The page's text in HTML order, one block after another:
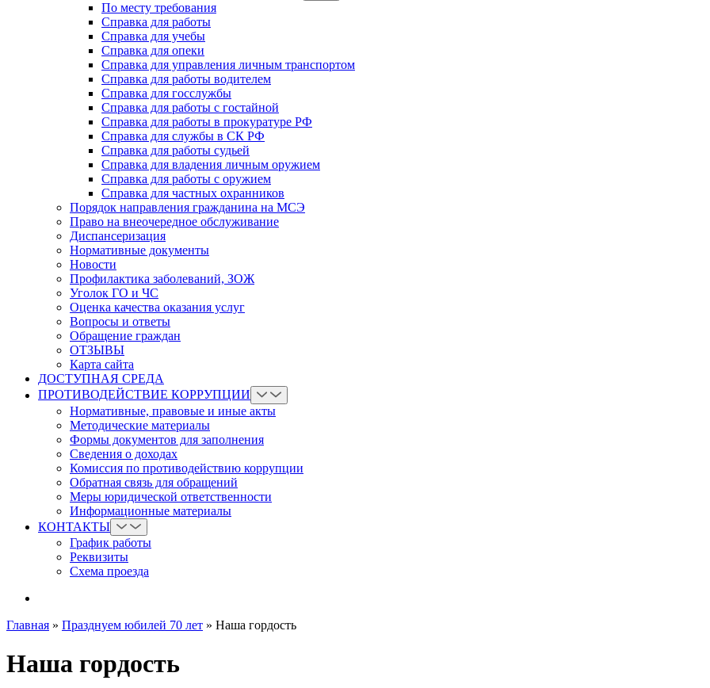
По месту требования
Справка для работы
Справка для учебы
Справка для опеки
Справка для управления личным транспортом
Справка для работы водителем
Справка для госслужбы
Справка для работы с гостайной
Справка для работы в прокуратуре РФ
Справка для службы в СК РФ
Справка для работы судьей
Справка для владения личным оружием
Справка для работы с оружием
Справка для частных охранников
Порядок направления гражданина на МСЭ
Право на внеочередное обслуживание
Диспансеризация
Нормативные документы
Новости
Профилактика заболеваний, ЗОЖ
Уголок ГО и ЧС
Оценка качества оказания услуг
Вопросы и ответы
Обращение граждан
ОТЗЫВЫ
Карта сайта
ДОСТУПНАЯ СРЕДА
ПРОТИВОДЕЙСТВИЕ КОРРУПЦИИ
Нормативные, правовые и иные акты
Методические материалы
Формы документов для заполнения
Сведения о доходах
Комиссия по противодействию коррупции
Обратная связь для обращений
Меры юридической ответственности
Информационные материалы
КОНТАКТЫ
График работы
Реквизиты
Схема проезда
Главная » Празднуем юбилей 70 лет » Наша гордость
Наша гордость